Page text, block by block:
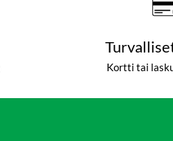
Kortti tai